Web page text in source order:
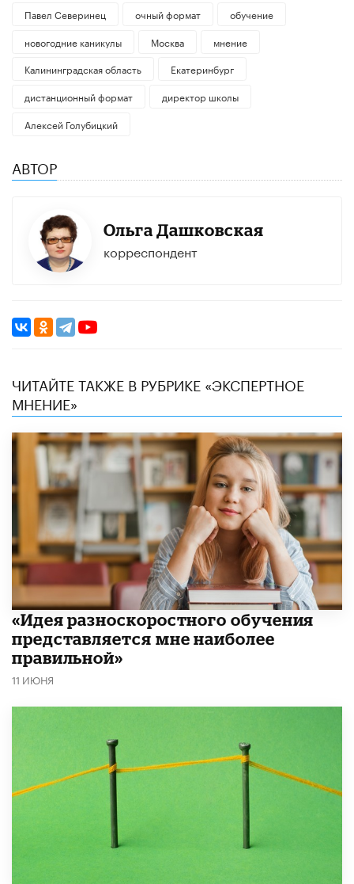
Павел Северинец
очный формат
обучение
новогодние каникулы
Москва
мнение
Калининградская область
Екатеринбург
дистанционный формат
директор школы
Алексей Голубицкий
АВТОР
Ольга Дашковская
корреспондент
ЧИТАЙТЕ ТАКЖЕ В РУБРИКЕ «ЭКСПЕРТНОЕ
МНЕНИЕ»
«Идея разноскоростного обучения
представляется мне наиболее
правильной»
11 ИЮНЯ